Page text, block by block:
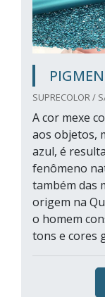
SUPRECOLOR /
A cor mexe
aos objetos,
azul, é
fenômeno
também das
origem na
o homem
tons e cores